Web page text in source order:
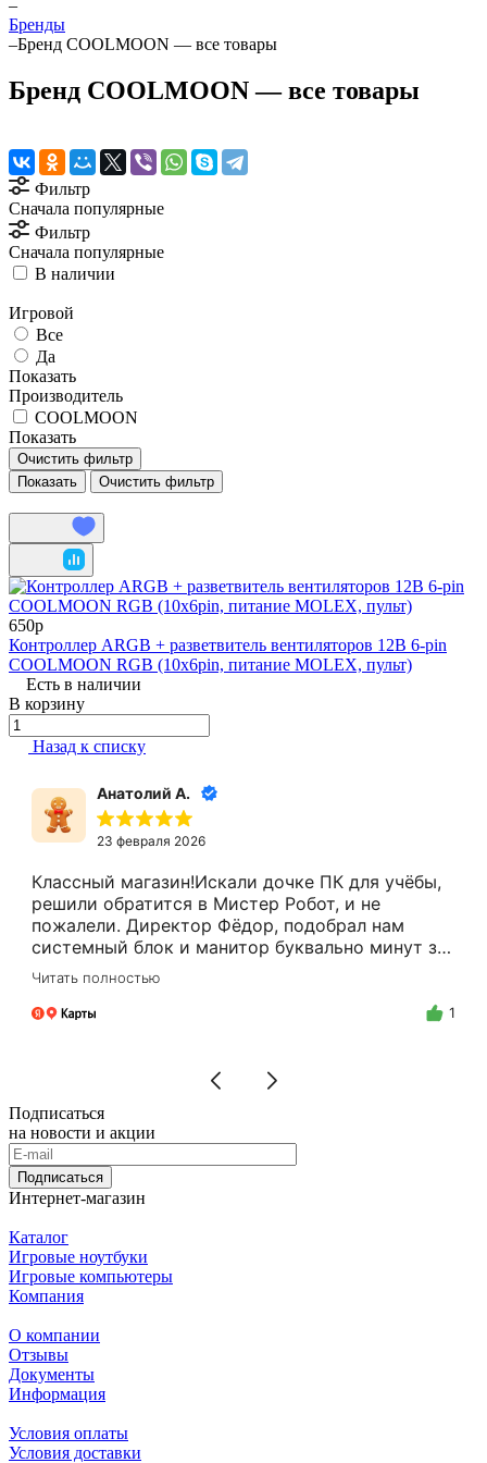
–
Бренды
–Бренд COOLMOON — все товары
Бренд COOLMOON — все товары
Фильтр
Сначала популярные
Фильтр
Сначала популярные
В наличии
Игровой
Все
Да
Показать
Производитель
COOLMOON
Показать
Очистить фильтр
Очистить фильтр
650р
Контроллер ARGB + разветвитель вентиляторов 12В 6-pin
COOLMOON RGB (10x6pin, питание MOLEX, пульт)
Есть в наличии
В корзину
Назад к списку
Анатолий А.
23 февраля 2026
Классный магазин!Искали дочке ПК для учёбы,
решили обратится в Мистер Робот, и не
пожалели. Директор Фёдор, подобрал нам
системный блок и манитор буквально минут за
15.Цены адекватные, за расчёт налом скидку
делают.Спасибо Вам Фёдор, и успехов Вам в
бизнесе!
Читать полностью
1
Подписаться
на новости и акции
Подписаться
Интернет-магазин
Каталог
Игровые ноутбуки
Игровые компьютеры
Компания
О компании
Отзывы
Документы
Информация
Условия оплаты
Условия доставки